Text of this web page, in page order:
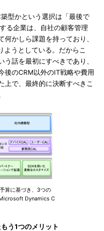
型かという選択は「最後で
る企業は、自社の顧客管理
かしら課題を持っており、
ようとしている。だからこ
話を最初にすべきであり、
後のCRM以外のIT戦略や費用
上で、最終的に決断すべきこ
算に基づき、3つの
Dynamics C
う1つのメリット